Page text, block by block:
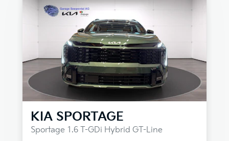
KIA SPORTAGE
Sportage 1.6 T-GDi Hybrid GT-Line